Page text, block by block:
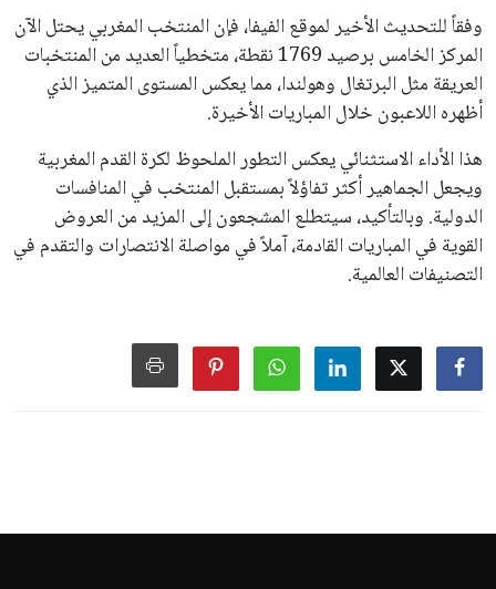
وفقاً للتحديث الأخير لموقع الفيفا، فإن المنتخب المغربي يحتل الآن
المركز الخامس برصيد 1769 نقطة، متخطياً العديد من المنتخبات
العريقة مثل البرتغال وهولندا، مما يعكس المستوى المتميز الذي
أظهره اللاعبون خلال المباريات الأخيرة.
هذا الأداء الاستثنائي يعكس التطور الملحوظ لكرة القدم المغربية
ويجعل الجماهير أكثر تفاؤلاً بمستقبل المنتخب في المنافسات
الدولية. وبالتأكيد، سيتطلع المشجعون إلى المزيد من العروض
القوية في المباريات القادمة، آملاً في مواصلة الانتصارات والتقدم في
التصنيفات العالمية.